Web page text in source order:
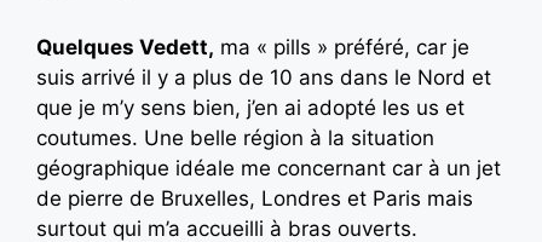
Quelques Vedett, ma « pills » préféré, car je
suis arrivé il y a plus de 10 ans dans le Nord et
que je m’y sens bien, j’en ai adopté les us et
coutumes. Une belle région à la situation
géographique idéale me concernant car à un jet
de pierre de Bruxelles, Londres et Paris mais
surtout qui m’a accueilli à bras ouverts.